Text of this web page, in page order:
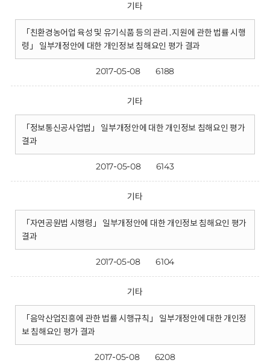
기타
「친환경농어업 육성 및 유기식품 등의 관리․지원에 관한 법률 시행
령」 일부개정안에 대한 개인정보 침해요인 평가 결과
2017-05-08 6188
기타
「정보통신공사업법」 일부개정안에 대한 개인정보 침해요인 평가
결과
2017-05-08 6143
기타
「자연공원법 시행령」 일부개정안에 대한 개인정보 침해요인 평가
결과
2017-05-08 6104
기타
「음악산업진흥에 관한 법률 시행규칙」 일부개정안에 대한 개인정
보 침해요인 평가 결과
2017-05-08 6208